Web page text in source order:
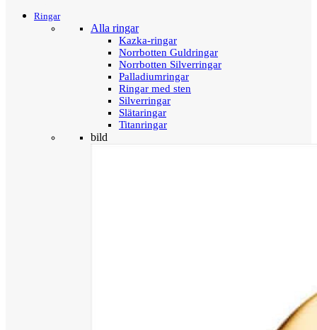
Ringar
Alla ringar
Kazka-ringar
Norrbotten Guldringar
Norrbotten Silverringar
Palladiumringar
Ringar med sten
Silverringar
Slätaringar
Titanringar
bild